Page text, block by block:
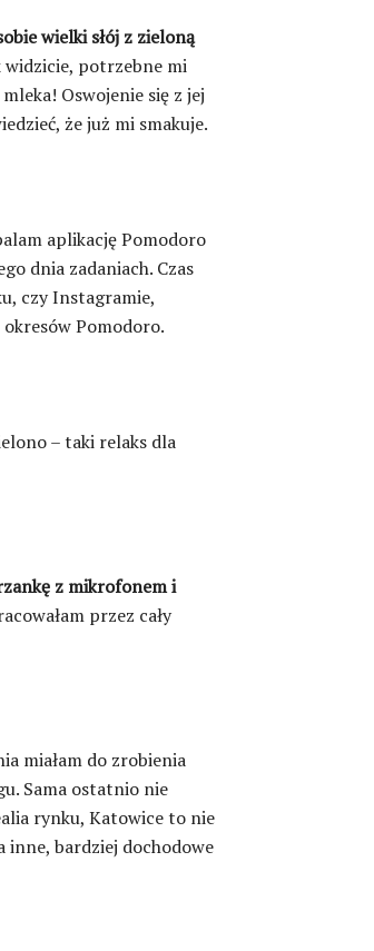
wielki słój z zieloną
widzicie, potrzebne mi
Oswojenie się z jej
że już mi smakuje.
aplikację Pomodoro
dnia zadaniach. Czas
czy Instagramie,
Pomodoro.
– taki relaks dla
z mikrofonem i
przez cały
miałam do zrobienia
Sama ostatnio nie
rynku, Katowice to nie
inne, bardziej dochodowe